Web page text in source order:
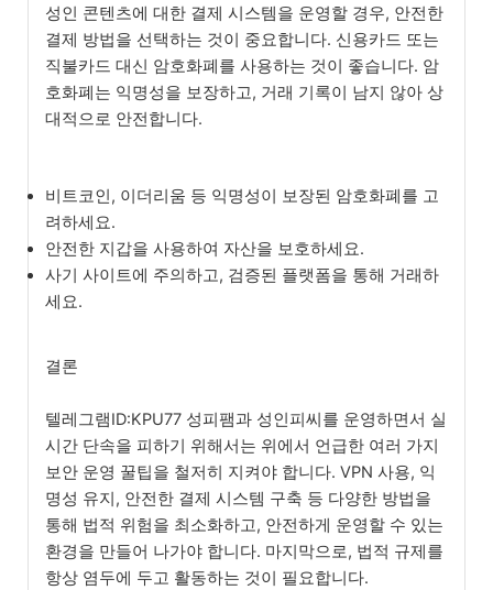
성인 콘텐츠에 대한 결제 시스템을 운영할 경우, 안전한
결제 방법을 선택하는 것이 중요합니다. 신용카드 또는
직불카드 대신 암호화폐를 사용하는 것이 좋습니다. 암
호화폐는 익명성을 보장하고, 거래 기록이 남지 않아 상
대적으로 안전합니다.
비트코인, 이더리움 등 익명성이 보장된 암호화폐를 고
려하세요.
안전한 지갑을 사용하여 자산을 보호하세요.
사기 사이트에 주의하고, 검증된 플랫폼을 통해 거래하
세요.
결론
텔레그램ID:KPU77 성피팸과 성인피씨를 운영하면서 실
시간 단속을 피하기 위해서는 위에서 언급한 여러 가지
보안 운영 꿀팁을 철저히 지켜야 합니다. VPN 사용, 익
명성 유지, 안전한 결제 시스템 구축 등 다양한 방법을
통해 법적 위험을 최소화하고, 안전하게 운영할 수 있는
환경을 만들어 나가야 합니다. 마지막으로, 법적 규제를
항상 염두에 두고 활동하는 것이 필요합니다.